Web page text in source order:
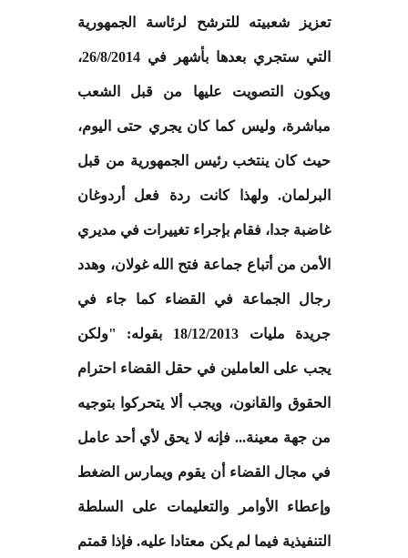
تعزيز شعبيته للترشح لرئاسة الجمهورية
التي ستجري بعدها بأشهر في 26/8/2014،
ويكون التصويت عليها من قبل الشعب
مباشرة، وليس كما كان يجري حتى اليوم،
حيث كان ينتخب رئيس الجمهورية من قبل
البرلمان. ولهذا كانت ردة فعل أردوغان
غاضبة جدا، فقام بإجراء تغييرات في مديري
الأمن من أتباع جماعة فتح الله غولان، وهدد
رجال الجماعة في القضاء كما جاء في
جريدة مليات 18/12/2013 بقوله: "ولكن
يجب على العاملين في حقل القضاء احترام
الحقوق والقانون، ويجب ألا يتحركوا بتوجيه
من جهة معينة... فإنه لا يحق لأي أحد عامل
في مجال القضاء أن يقوم ويمارس الضغط
وإعطاء الأوامر والتعليمات على السلطة
التنفيذية فيما لم يكن معتادا عليه. فإذا قمتم